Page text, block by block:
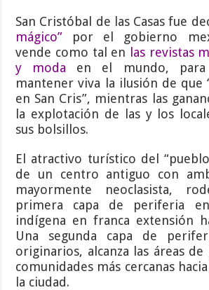
San Cristóbal de las Casas fue
mágico” por el gobierno
vende como tal en las revistas
y moda en el mundo, para
mantener viva la ilusión de que
en San Cris”, mientras las
la explotación de las y los
sus bolsillos.
El atractivo turístico del
de un centro antiguo con
mayormente neoclasista,
primera capa de periferia
indígena en franca extensión
Una segunda capa de
originarios, alcanza las áreas
comunidades más cercanas
la ciudad.